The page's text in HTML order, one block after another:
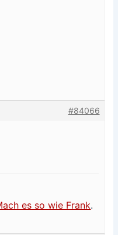
#84066
es so wie Frank.